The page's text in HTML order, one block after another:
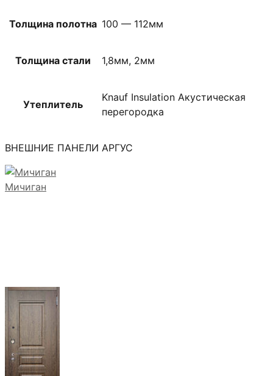
Толщина полотна 100 — 112мм
Толщина стали 1,8мм, 2мм
Утеплитель
Knauf Insulation Акустическая
перегородка
ВНЕШНИЕ ПАНЕЛИ АРГУС
Мичиган